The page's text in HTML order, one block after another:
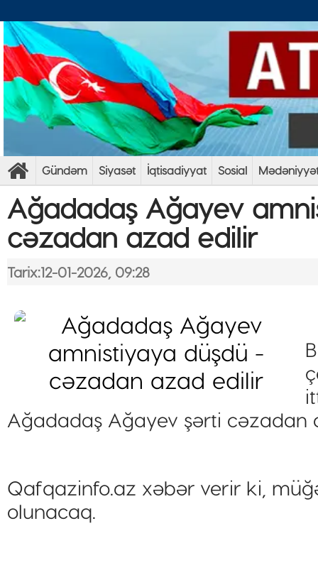
Gündəm Siyasət İqtisadiyyat Sosial
Ağadadaş Ağayev
cəzadan azad edilir
Tarix:12-01-2026, 09:28
Ağadadaş Ağayev şərti cəzadan
Qafqazinfo.az xəbər verir ki,
olunacaq.